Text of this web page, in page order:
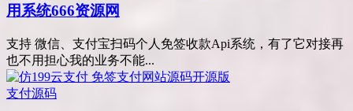
用系统666资源网
支持 微信、支付宝扫码个人免签收款Api系统，有了它对接再
也不用担心我的业务不能...
支付源码